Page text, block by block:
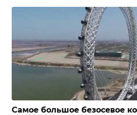
Самое большое безосевое